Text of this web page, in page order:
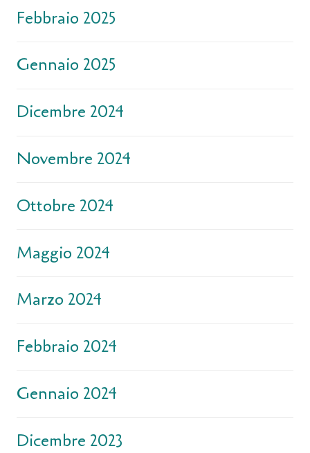
Febbraio 2025
Gennaio 2025
Dicembre 2024
Novembre 2024
Ottobre 2024
Maggio 2024
Marzo 2024
Febbraio 2024
Gennaio 2024
Dicembre 2023